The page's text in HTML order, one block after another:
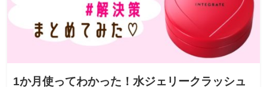
1か月使ってわかった！水ジェリークラッシュ